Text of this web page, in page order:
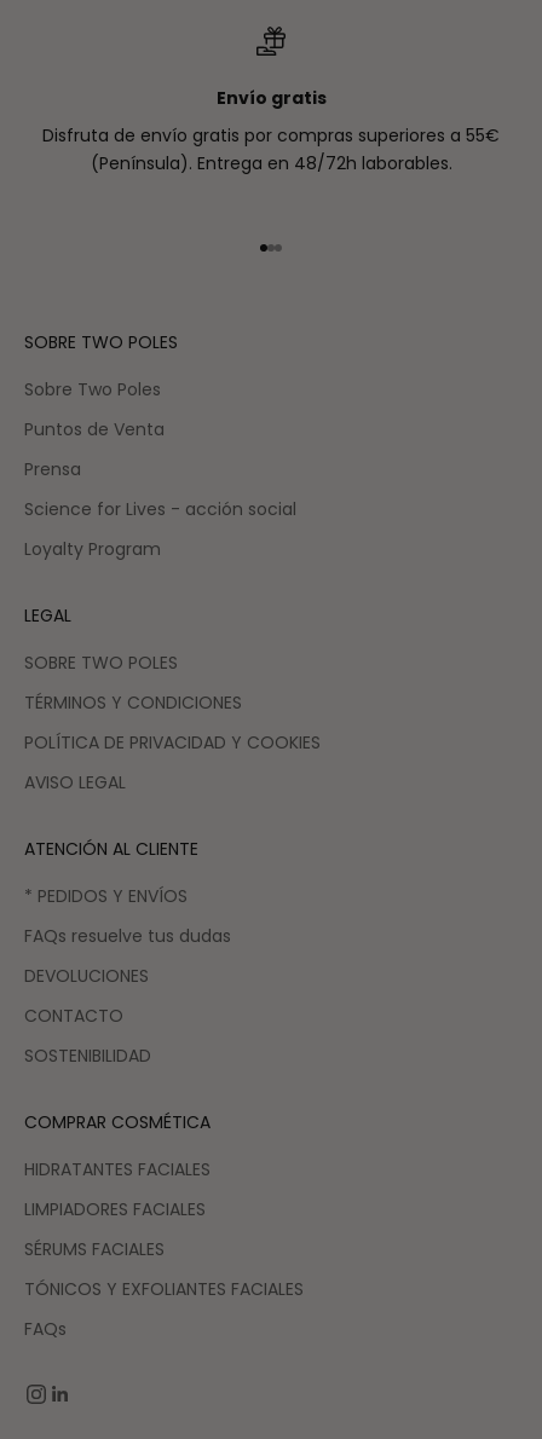
Envío gratis
Disfruta de envío gratis por compras superiores a 55€
(Península). Entrega en 48/72h laborables.
Ir al artículo 1
Ir al artículo 2
Ir al artículo 3
SOBRE TWO POLES
Sobre Two Poles
Puntos de Venta
Prensa
Science for Lives - acción social
Loyalty Program
LEGAL
SOBRE TWO POLES
TÉRMINOS Y CONDICIONES
POLÍTICA DE PRIVACIDAD Y COOKIES
AVISO LEGAL
ATENCIÓN AL CLIENTE
* PEDIDOS Y ENVÍOS
FAQs resuelve tus dudas
DEVOLUCIONES
CONTACTO
SOSTENIBILIDAD
COMPRAR COSMÉTICA
HIDRATANTES FACIALES
LIMPIADORES FACIALES
SÉRUMS FACIALES
TÓNICOS Y EXFOLIANTES FACIALES
FAQs